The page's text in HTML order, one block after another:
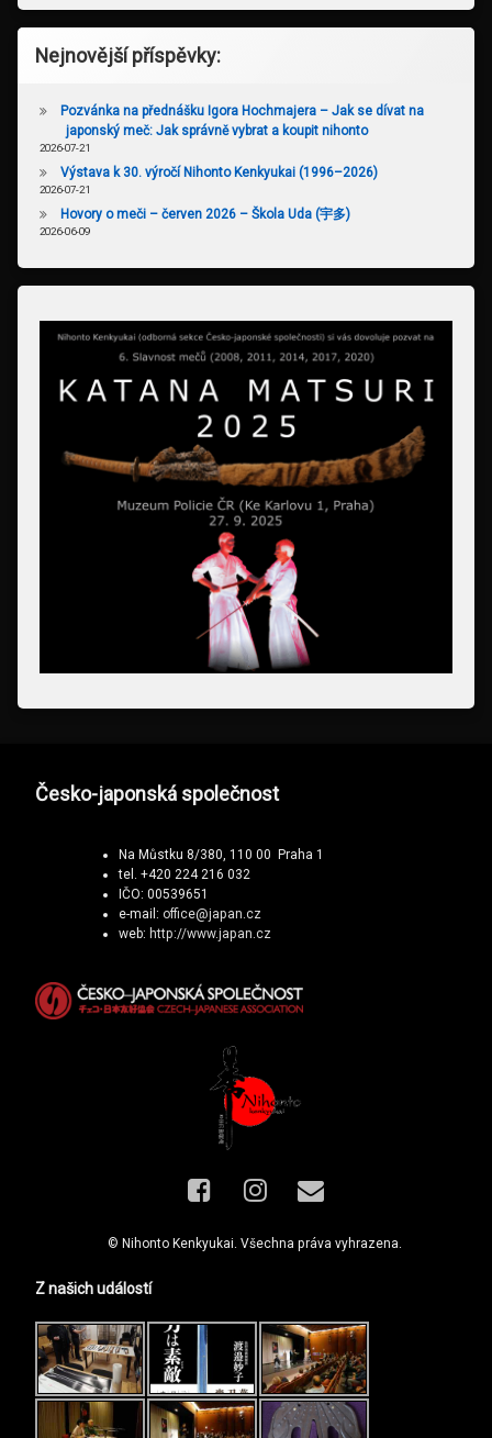
Nejnovější příspěvky:
Pozvánka na přednášku Igora Hochmajera – Jak se dívat na
japonský meč: Jak správně vybrat a koupit nihonto
2026-07-21
Výstava k 30. výročí Nihonto Kenkyukai (1996–2026)
2026-07-21
Hovory o meči – červen 2026 – Škola Uda (宇多)
2026-06-09
Česko-japonská společnost
Na Můstku 8/380, 110 00 Praha 1
tel. +420 224 216 032
IČO: 00539651
e-mail: office@japan.cz
web: http://www.japan.cz
Facebook
Instagram
E-mail
© Nihonto Kenkyukai. Všechna práva vyhrazena.
Z našich událostí